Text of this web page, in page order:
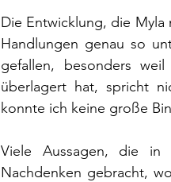
Die Entwicklung, die
Handlungen genau so
gefallen, besonders
überlagert hat, spricht
konnte ich keine große
Viele Aussagen, die in
Nachdenken gebracht,